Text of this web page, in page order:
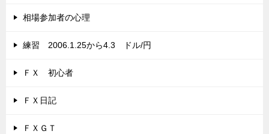
相場参加者の心理
練習 2006.1.25から4.3 ドル/円
ＦＸ 初心者
ＦＸ日記
ＦＸＧＴ